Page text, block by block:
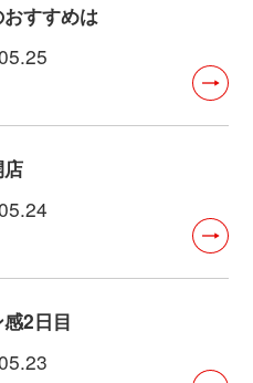
すすめは
2日目